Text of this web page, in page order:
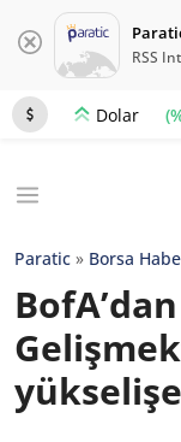
RSS
Dolar
Paratic » Borsa